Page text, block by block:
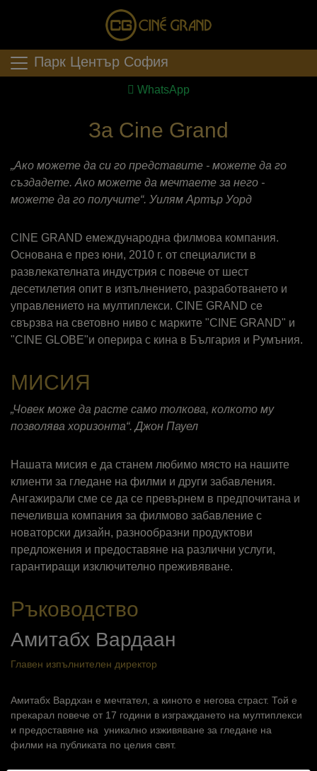
Парк Център София
WhatsApp
За Cine Grand
„Ако можете да си го представите - можете да го
създадете. Ако можете да мечтаете за него -
можете да го получите“. Уилям Артър Уорд
CINE GRAND емеждународна филмова компания.
Oснована e през юни, 2010 г. от специалисти в
развлекателната индустрия с повече от шест
десетилетия опит в изпълнението, разработването и
управлението на мултиплекси. CINE GRAND се
свързва на световно ниво с марките "CINE GRAND" и
"CINE GLOBE"и оперира с кина в България и Румъния.
МИСИЯ
„Човек може да расте само толкова, колкото му
позволява хоризонта“. Джон Пауел
Нашата мисия е да станем любимо място на нашите
клиенти за гледане на филми и други забавления.
Ангажирали сме се да се превърнем в предпочитана и
печеливша компания за филмово забавление с
новаторски дизайн, разнообразни продуктови
предложения и предоставяне на различни услуги,
гарантиращи изключително преживяване.
Ръководство
Амитабх Вардаан
Главен изпълнителен директор
Амитабх Вардхан е мечтател, а киното е негова страст. Той е
прекарал повече от 17 години в изграждането на мултиплекси
и предоставяне на уникално изживяване за гледане на
филми на публиката по целия свят.